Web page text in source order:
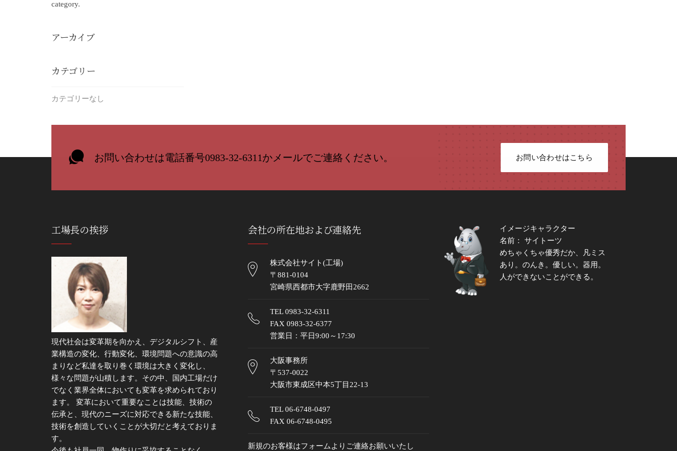
category.
アーカイブ
カテゴリー
カテゴリーなし
お問い合わせは電話番号0983-32-6311かメールでご連絡ください。 お問い合わせはこちら
工場長の挨拶
現代社会は変革期を向かえ、デジタルシフト、産
業構造の変化、行動変化、環境問題への意識の高
まりなど私達を取り巻く環境は大きく変化し、
様々な問題が山積します。その中、国内工場だけ
でなく業界全体においても変革を求められており
ます。 変革において重要なことは技能、技術の
伝承と、現代のニーズに対応できる新たな技能、
技術を創造していくことが大切だと考えておりま
す。
会社の所在地および連絡先
株式会社サイト(工場)
〒881-0104
宮崎県西都市大字鹿野田2662
TEL0983-32-6311
FAX 0983-32-6377
営業日：平日9:00～17:30
大阪事務所
〒537-0022
大阪市東成区中本5丁目22-13
TEL06-6748-0497
FAX 06-6748-0495
新規のお客様はフォームよりご連絡お願いいたし
イメージキャラクター
名前： サイトーツ
めちゃくちゃ優秀だか、凡ミス
あり。のんき。優しい。器用。
人ができないことができる。